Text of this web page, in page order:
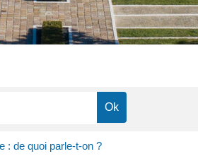
: de quoi parle-t-on ?